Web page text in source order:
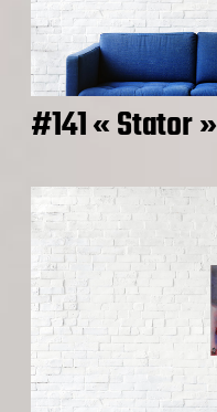
#141 « Stator »